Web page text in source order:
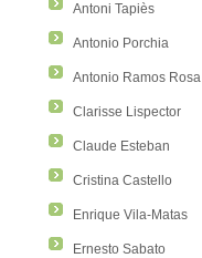
Antoni Tapiès
Antonio Porchia
Antonio Ramos Rosa
Clarisse Lispector
Claude Esteban
Cristina Castello
Enrique Vila-Matas
Ernesto Sabato